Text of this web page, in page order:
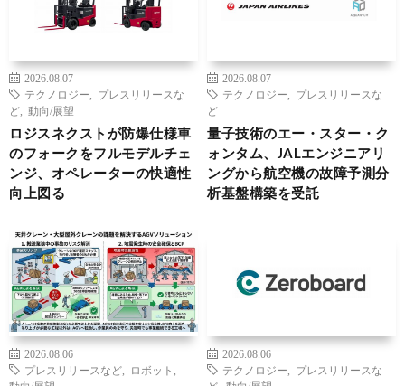
2026.08.07
テクノロジー
プレスリリースな
ど
動向/展望
ロジスネクストが防爆仕様車
のフォークをフルモデルチェ
ンジ、オペレーターの快適性
向上図る
2026.08.07
テクノロジー
プレスリリースな
ど
量子技術のエー・スター・ク
ォンタム、JALエンジニアリ
ングから航空機の故障予測分
析基盤構築を受託
2026.08.06
プレスリリースなど
ロボット
2026.08.06
テクノロジー
プレスリリースな